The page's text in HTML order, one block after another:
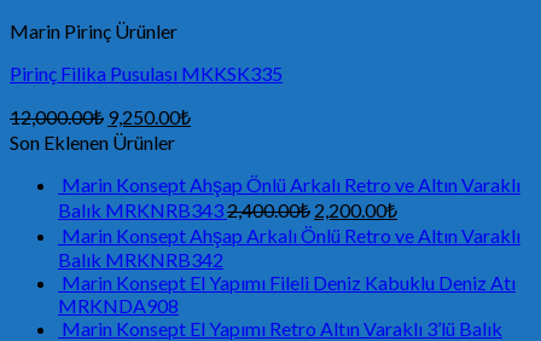
Marin Pirinç Ürünler
Pirinç Filika Pusulası MKKSK335
12,000.00₺ 9,250.00₺
Son Eklenen Ürünler
Marin Konsept Ahşap Önlü Arkalı Retro ve Altın Varaklı
Balık MRKNRB3432,400.00₺ 2,200.00₺
Marin Konsept Ahşap Arkalı Önlü Retro ve Altın Varaklı
Balık MRKNRB342
Marin Konsept El Yapımı Fileli Deniz Kabuklu Deniz Atı
MRKNDA908
Marin Konsept El Yapımı Retro Altın Varaklı 3’lü Balık